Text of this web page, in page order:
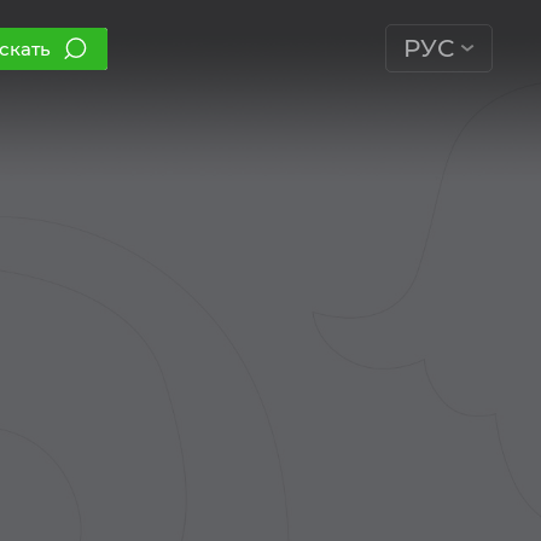
РУС